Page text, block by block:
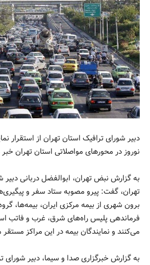
دبیر شورای ترافیک استان تهران از استقرار
نوروز در محور‌های مواصلاتی استان تهران خبر
به گزارش نبض تهران، ابوالفضل دربانی دبیر
تهران، گفت: پیرو مصوبه ستاد سفر و
برون شهری از بیمه مرکزی ایران، بیمه‌ها،
فرماندهی پلیس راه‌های شرق، غرب و فاتب
می‌کنند و نمایندگان بیمه در این مراکز
به گزارش خبرگزاری صدا و سیما، دبیر شورای